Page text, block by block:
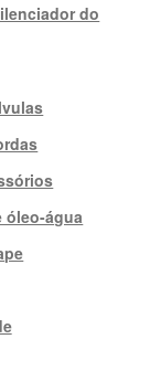
do
óleo-água